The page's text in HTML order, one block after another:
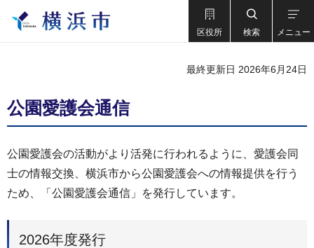
区役所 検索 メニュー
最終更新日 2026年6月24日
公園愛護会通信
公園愛護会の活動がより活発に行われるように、愛護会同
士の情報交換、横浜市から公園愛護会への情報提供を行う
ため、「公園愛護会通信」を発行しています。
2026年度発行